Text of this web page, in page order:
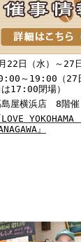
22日（水）～27
～19:00（27
は17:00閉場）
島屋横浜店 8階催
LOVE YOKOHAMA
』